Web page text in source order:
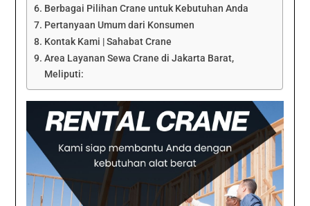
Berbagai Pilihan Crane untuk Kebutuhan Anda
Pertanyaan Umum dari Konsumen
Kontak Kami | Sahabat Crane
Area Layanan Sewa Crane di Jakarta Barat,
Meliputi: